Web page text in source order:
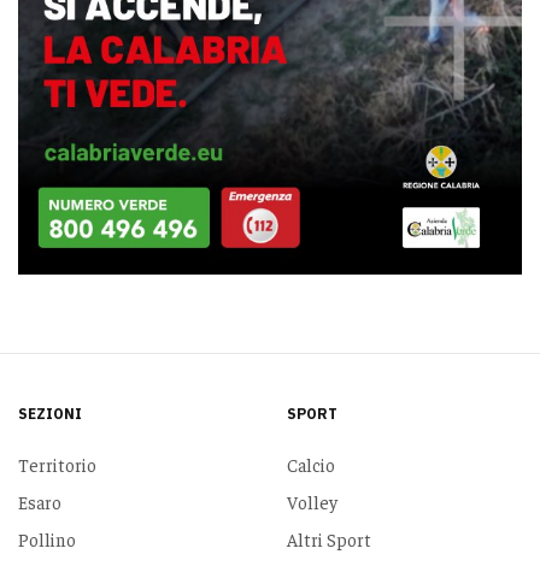
SEZIONI
Territorio
Esaro
Pollino
SPORT
Calcio
Volley
Altri Sport